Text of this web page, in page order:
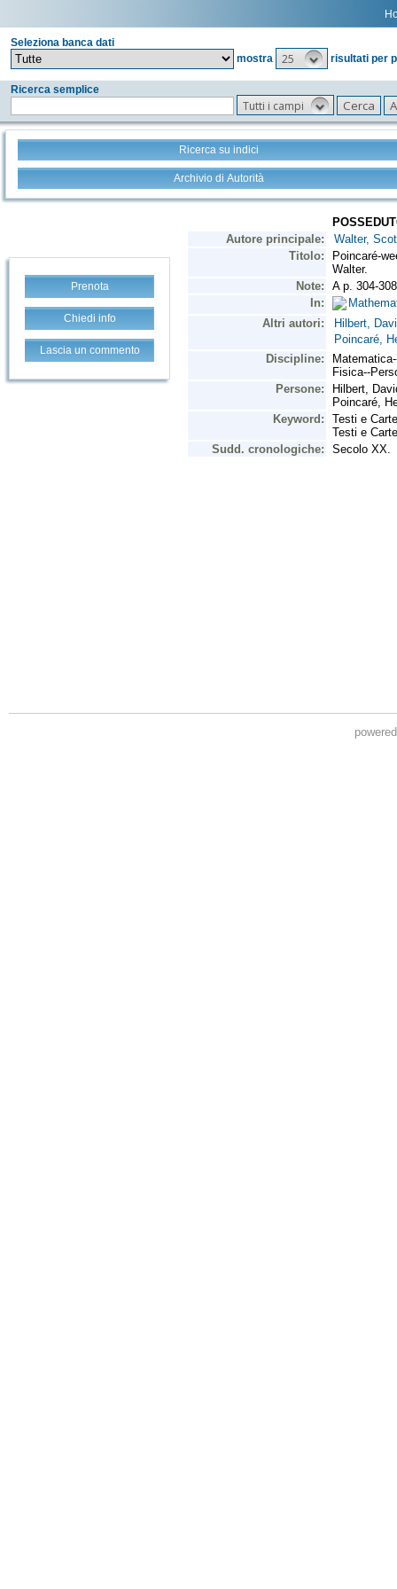
Seleziona banca dati
mostra
25 risultati per
Ricerca semplice
Tutti i campi
Ricerca su indici
Archivio di Autorità
Prenota
Chiedi info
Lascia un commento